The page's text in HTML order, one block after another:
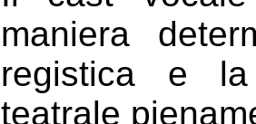
maniera
registica e la
teatrale